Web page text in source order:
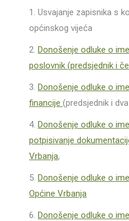
1. Usvajanje zapisnika s
općinskog vijeća
2. Donošenje odluke o
poslovnik (predsjednik i
3. Donošenje odluke o
financije (predsjednik i
4. Donošenje odluke o
potpisivanje
Vrbanja,
5. Donošenje odluke o
Općine Vrbanja
6. Donošenje odluke o